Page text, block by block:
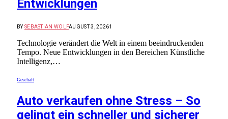
Entwicklungen
BY SEBASTIAN WOLFAUGUST 3, 20261
Technologie verändert die Welt in einem beeindruckenden
Tempo. Neue Entwicklungen in den Bereichen Künstliche
Intelligenz,…
Geschäft
Auto verkaufen ohne Stress – So
gelingt ein schneller und sicherer